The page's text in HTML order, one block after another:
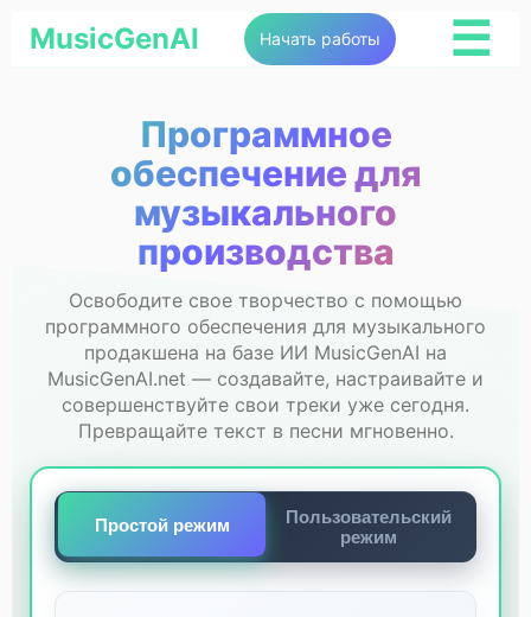
MusicGenAI Начать работы ☰
Программное
обеспечение для
музыкального
производства
Освободите свое творчество с помощью
программного обеспечения для музыкального
продакшена на базе ИИ MusicGenAI на
MusicGenAI.net — создавайте, настраивайте и
совершенствуйте свои треки уже сегодня.
Превращайте текст в песни мгновенно.
Простой режим
Пользовательский
режим